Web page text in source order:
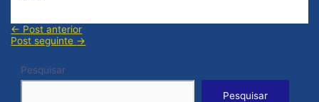
Navegação
de
← Post anterior
Post seguinte →
Pesquisar
Pesquisar